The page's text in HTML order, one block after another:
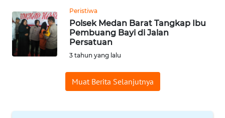
Peristiwa
Polsek Medan Barat Tangkap Ibu
Pembuang Bayi di Jalan
Persatuan
3 tahun yang lalu
Muat Berita Selanjutnya
WN
KEPULAUAN
SERIBU